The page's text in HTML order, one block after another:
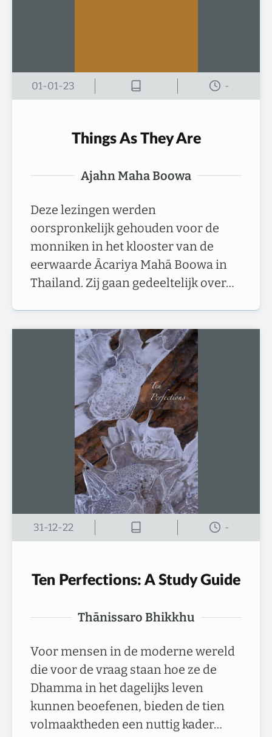
01-01-23 -
Things As They Are
Ajahn Maha Boowa
Deze lezingen werden
oorspronkelijk gehouden voor de
monniken in het klooster van de
eerwaarde Ācariya Mahā Boowa in
Thailand. Zij gaan gedeeltelijk over…
31-12-22 -
Ten Perfections: A Study Guide
Thānissaro Bhikkhu
Voor mensen in de moderne wereld
die voor de vraag staan hoe ze de
Dhamma in het dagelijks leven
kunnen beoefenen, bieden de tien
volmaaktheden een nuttig kader…